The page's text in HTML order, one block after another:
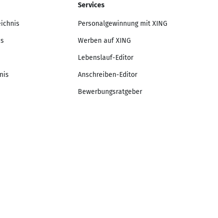
Services
Personalgewinnung mit XING
Werben auf XING
Lebenslauf-Editor
Anschreiben-Editor
Bewerbungsratgeber